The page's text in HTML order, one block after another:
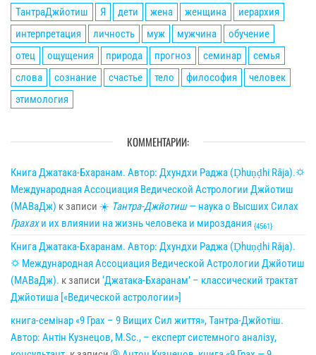
ТантраДжйотиш
Я дети жена женщина
иерархия
интерпретация
личность муж мужчина
обучение
отец
ощущения природа прогноз семинар
семья
слова
сознание счастье тело философия
человек
этимология
КОММЕНТАРИИ:
Книга Джатака-Бхаранам. Автор: Дхундхи Раджа (Ḍhuṇḍhi Rāja).🌣
Международная Ассоциация Ведической Астрологии Джйотиш
(МАВаДж) к записи ☀ Тантра-Джйотиш— наука о Высших Силах
Грахахи их влиянии на жизнь человека и мироздания {4561}
Книга Джатака-Бхаранам. Автор: Дхундхи Раджа (Ḍhuṇḍhi Rāja).
🌣 Международная Ассоциация Ведической Астрологии Джйотиш
(МАВаДж). к записи ‘Джатака-Бхаранам’ – классический трактат
Джйотиша [«Ведической астрологии»]
книга-семінар «9 Грах – 9 Вищих Сил життя», Тантра-Джйотіш.
Автор: Антін Кузнецов, M.Sc., – експерт системного аналізу,